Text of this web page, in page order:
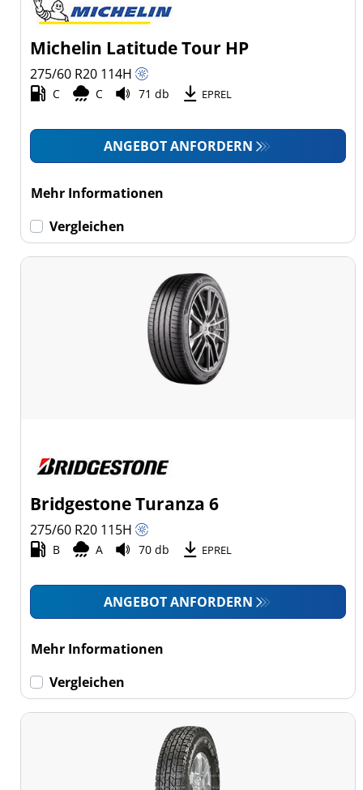
Michelin Latitude Tour HP
275/60 R20 114H
C C 71 db EPREL
ANGEBOT ANFORDERN
Mehr Informationen
Vergleichen
Bridgestone Turanza 6
275/60 R20 115H
B A 70 db EPREL
ANGEBOT ANFORDERN
Mehr Informationen
Vergleichen